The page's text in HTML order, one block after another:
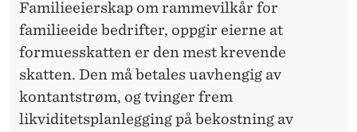
Familieeierskap om rammevilkår for
familieeide bedrifter, oppgir eierne at
formuesskatten er den mest krevende
skatten. Den må betales uavhengig av
kontantstrøm, og tvinger frem
likviditetsplanlegging på bekostning av